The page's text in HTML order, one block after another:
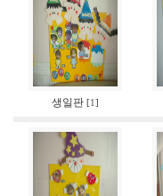
생일판 [1 ]